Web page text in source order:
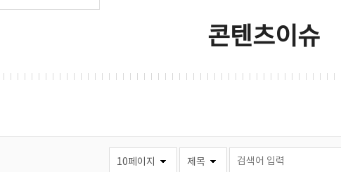
콘텐츠이슈